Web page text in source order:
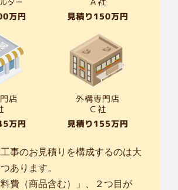
事のお見積りを構成するのは大
あります。
費（商品含む）」、２つ目が